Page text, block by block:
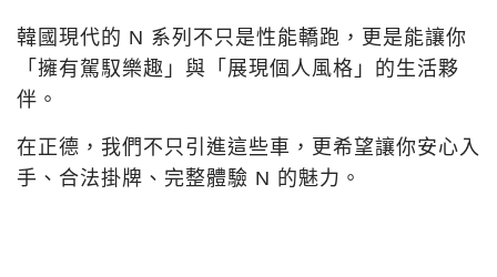
韓國現代的 N 系列不只是性能轎跑，更是能讓你
「擁有駕馭樂趣」與「展現個人風格」的生活夥
伴。
在正德，我們不只引進這些車，更希望讓你安心入
手、合法掛牌、完整體驗 N 的魅力。